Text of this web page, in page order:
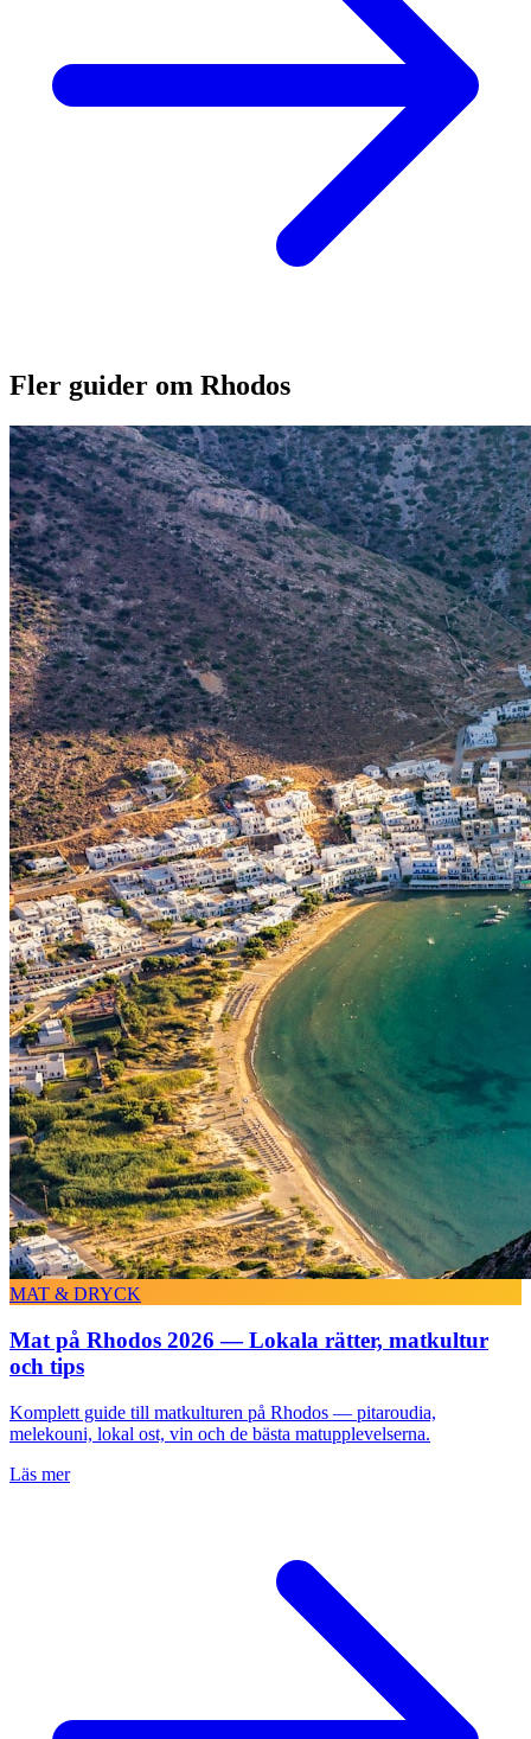
Fler guider om Rhodos
MAT & DRYCK
Mat på Rhodos 2026 — Lokala rätter, matkultur
och tips
Komplett guide till matkulturen på Rhodos — pitaroudia,
melekouni, lokal ost, vin och de bästa matupplevelserna.
Läs mer